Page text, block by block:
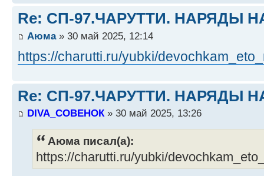
Re: СП-97.ЧАРУТТИ. НАРЯДЫ
Аюма» 30 май 2025, 12:14
https://charutti.ru/yubki/
Re: СП-97.ЧАРУТТИ. НАРЯДЫ
DIVA_СОВЕНОК» 30 май 2025, 13:26
Аюма писал(а):
https://charutti.ru/yubki/